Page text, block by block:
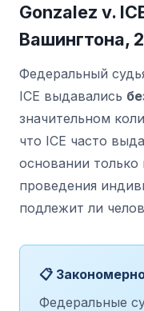
Gonzalez v.
Вашингтона,
Федеральный
ICE выдавались
значительном
что ICE часто
основании только
проведения
подлежит ли
📋
Федеральные